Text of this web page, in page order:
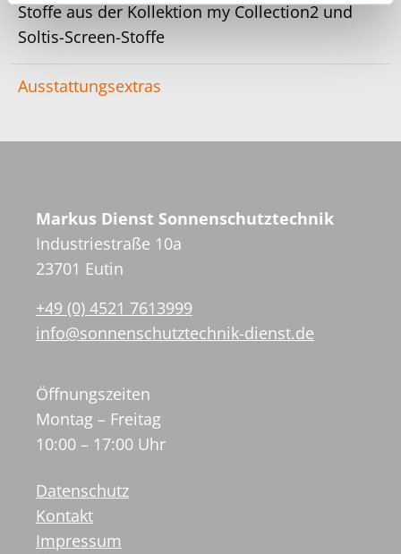
Stoffe aus der Kollektion my Collection2 und
Soltis-Screen-Stoffe
Ausstattungsextras
Markus Dienst Sonnenschutztechnik
Industriestraße 10a
23701 Eutin
+49 (0) 4521 7613999
info@sonnenschutztechnik-dienst.de
Öffnungszeiten
Montag – Freitag
10:00 – 17:00 Uhr
Datenschutz
Kontakt
Impressum